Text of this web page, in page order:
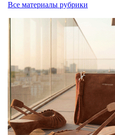
Все материалы рубрики